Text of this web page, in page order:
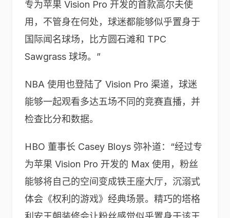
专为苹果 Vision Pro 开发的首款高尔夫使
用，不管身在何处，球迷都能够似乎置身于
国际闻名球场，比方圆石滩和 TPC
Sawgrass 球场。”
NBA 使用也登陆了 Vision Pro 渠道，球迷
能够一起观看多达五场不同的竞赛直播，并
检查比分和数据。
HBO 董事长 Casey Bloys 弥补道：“经过专
为苹果 Vision Pro 开发的 Max 使用，粉丝
能够将自己的空间变成铁王座大厅，沉溺式
体会《权利的游戏》经典场景。精巧的塔格